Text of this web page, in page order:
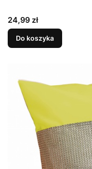
Cena
24,99 zł
Do koszyka